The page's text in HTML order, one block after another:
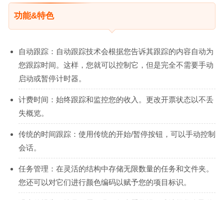
功能&特色
自动跟踪：自动跟踪技术会根据您告诉其跟踪的内容自动为
您跟踪时间。这样，您就可以控制它，但是完全不需要手动
启动或暂停计时器。
计费时间：始终跟踪和监控您的收入。更改开票状态以不丢
失概览。
传统的时间跟踪：使用传统的开始/暂停按钮，可以手动控制
会话。
任务管理：在灵活的结构中存储无限数量的任务和文件夹。
您还可以对它们进行颜色编码以赋予您的项目标识。